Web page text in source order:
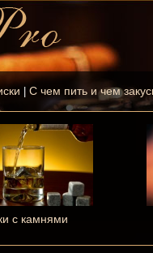
С чем пить и чем
с камнями